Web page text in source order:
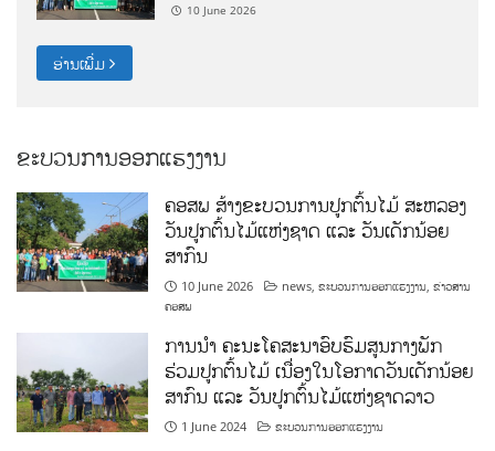
10 June 2026
ອ່ານເພີ່ມ
ຂະບວນການອອກແຮງງານ
ຄອສພ ສ້າງຂະບວນການປູກຕົ້ນໄມ້ ສະຫລອງ
ວັນປູກຕົ້ນໄມ້ແຫ່ງຊາດ ແລະ ວັນເດັກນ້ອຍ
ສາກົນ
10 June 2026 news,ຂະບວນການອອກແຮງງານ,ຂ່າວສານ
ຄອສພ
ການນໍາ ຄະນະໂຄສະນາອົບຮົມສູນກາງພັກ
ຮ່ວມປູກຕົ້ນໄມ້ ເນື່ອງໃນໂອກາດວັນເດັກນ້ອຍ
ສາກົນ ແລະ ວັນປູກຕົ້ນໄມ້ແຫ່ງຊາດລາວ
1 June 2024 ຂະບວນການອອກແຮງງານ